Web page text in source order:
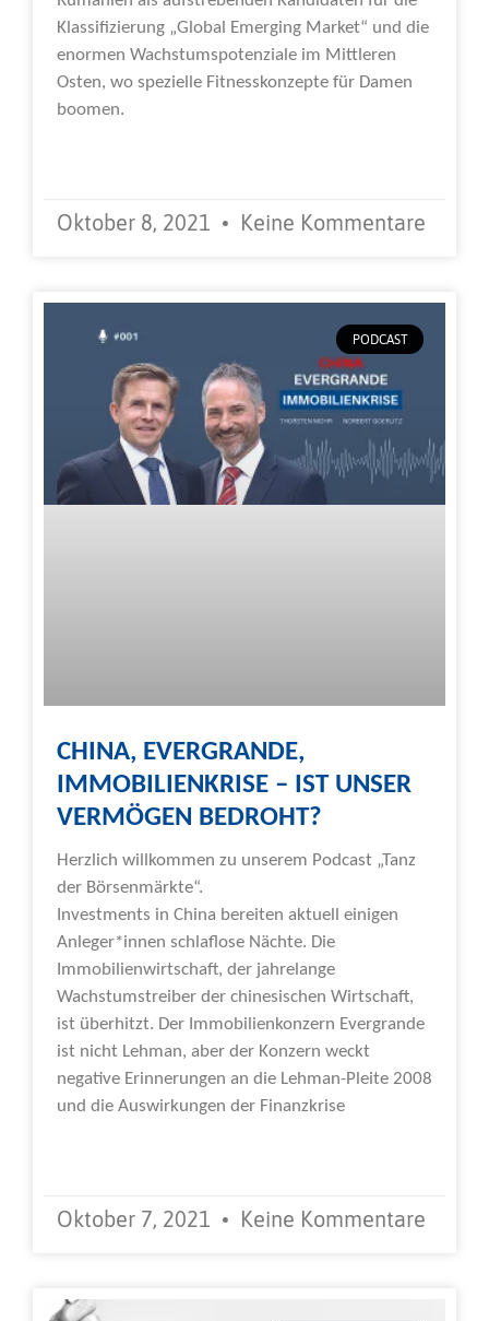
Klassifizierung „Global Emerging Market“ und die
enormen Wachstumspotenziale im Mittleren
Osten, wo spezielle Fitnesskonzepte für Damen
boomen.
Oktober 8, 2021 Keine Kommentare
PODCAST
CHINA, EVERGRANDE,
IMMOBILIENKRISE – IST UNSER
VERMÖGEN BEDROHT?​
Herzlich willkommen zu unserem Podcast „Tanz
der Börsenmärkte“.
Investments in China bereiten aktuell einigen
Anleger*innen schlaflose Nächte. Die
Immobilienwirtschaft, der jahrelange
Wachstumstreiber der chinesischen Wirtschaft,
ist überhitzt. Der Immobilienkonzern Evergrande
ist nicht Lehman, aber der Konzern weckt
negative Erinnerungen an die Lehman-Pleite 2008
und die Auswirkungen der Finanzkrise
Oktober 7, 2021 Keine Kommentare